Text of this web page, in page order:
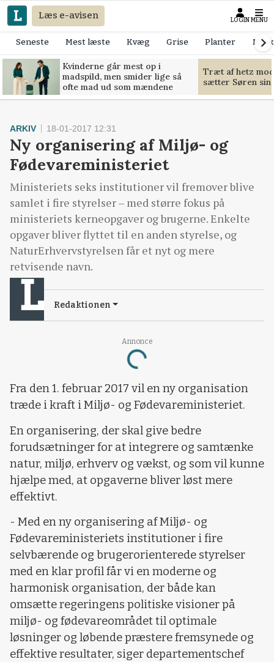
Læs e-avisen LOGIN MENU
Seneste Mest læste Kvæg Grise Planter
Kvinderne går mest op i
madspild, men smider lige så
ofte mad ud som mændene
Træt af hetz
sætter Søren
Annonce
Loading...
ARKIV 18-01-2017 12:31
Ny organisering af Miljø- og
Fødevareministeriet
Ministeriets seks institutioner vil fremover blive
samlet i fire styrelser – med større fokus på
ministeriets kerneopgaver og brugerne. Enkelte
opgaver bliver flyttet til en anden styrelse, og
NaturErhvervstyrelsen får et nyt og mere
retvisende navn.
Redaktionen
Fra den 1. februar 2017 vil en ny organisation
træde i kraft i Miljø- og Fødevareministeriet.
En organisering, der skal give bedre
forudsætninger for at integrere og samtænke
natur, miljø, erhverv og vækst, og som vil kunne
hjælpe med, at opgaverne bliver løst mere
effektivt.
- Med en ny organisering af Miljø- og
Fødevareministeriets institutioner i fire
selvbærende og brugerorienterede styrelser
med en klar profil får vi en moderne og
harmonisk organisation, der både kan
omsætte regeringens politiske visioner på
miljø- og fødevareområdet til optimale
løsninger og løbende præstere fremsynede og
effektive resultater, siger departementschef